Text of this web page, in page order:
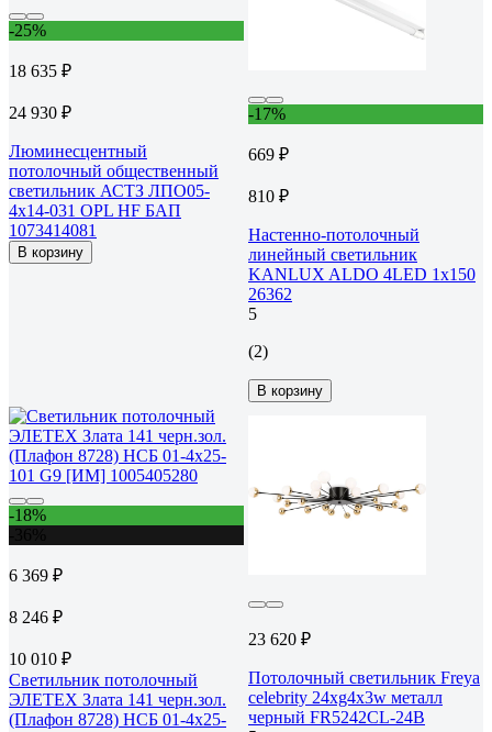
-25%
18 635 ₽
24 930 ₽
Люминесцентный
потолочный общественный
светильник АСТЗ ЛПО05-
4х14-031 OPL HF БАП
1073414081
В корзину
-17%
669 ₽
810 ₽
Настенно-потолочный
линейный светильник
KANLUX ALDO 4LED 1x150
26362
5
(2)
В корзину
-18%
6 369 ₽
8 246 ₽
10 010 ₽
Светильник потолочный
ЭЛЕТЕХ Злата 141 черн.зол.
(Плафон 8728) НСБ 01-4x25-
23 620 ₽
Потолочный светильник Freya
celebrity 24хg4x3w металл
черный FR5242CL-24B